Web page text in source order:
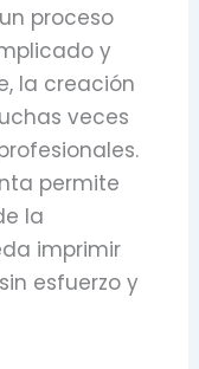
proceso
y
la creación
veces
permite
la
imprimir
esfuerzo y